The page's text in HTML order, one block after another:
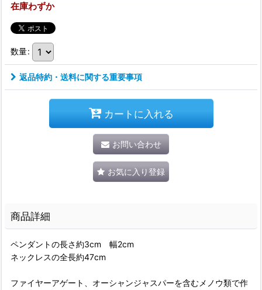
在庫わずか
数量:
返品特約・送料に関する重要事項
カートに入れる
お問い合わせ
お気に入り登録
商品詳細
ペンダントの長さ約3cm 幅2cm
ネックレスの全長約47cm
ファイヤーアゲート、オーシャンジャスパーを含むメノウ類で作